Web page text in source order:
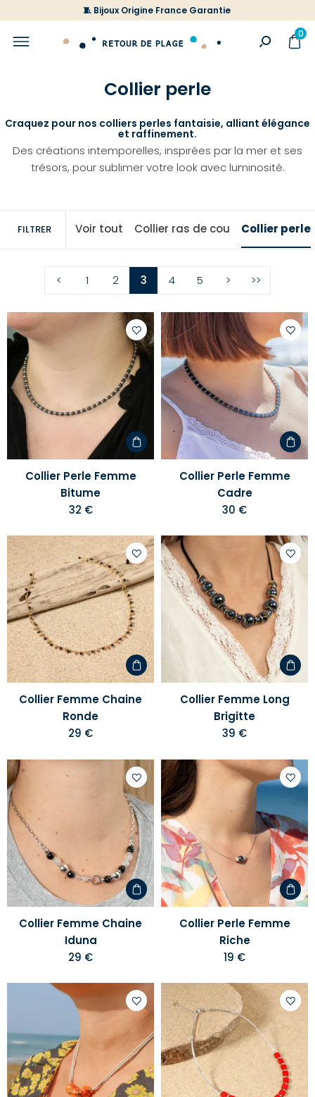
🧵 Bijoux Origine France Garantie
0
Collier perle
Craquez pour nos colliers perles fantaisie, alliant élégance
et raffinement.
Des créations intemporelles, inspirées par la mer et ses
trésors, pour sublimer votre look avec luminosité.
FILTRER Voir tout Collier ras de cou Collier perle
< 1 2 3 4 5 > >>
Ajouter
à
votre
Collier Perle Femme
Bitume
32 €
à
votre
liste
Collier Perle Femme
Cadre
30 €
Ajouter
à
votre
liste
d'envies
Collier Femme Chaine
Ronde
29 €
à
votre
liste
Collier Femme Long
Brigitte
39 €
Ajouter
à
votre
liste
d'envies
Collier Femme Chaine
Iduna
29 €
à
votre
liste
Collier Perle Femme
Riche
19 €
Ajouter
votre
liste
d'envies
votre
liste